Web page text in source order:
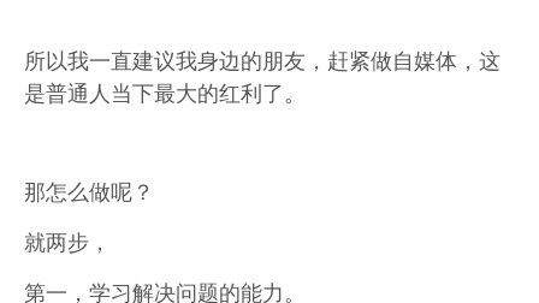
所以我一直建议我身边的朋友，赶紧做自媒体，这
是普通人当下最大的红利了。
那怎么做呢？
就两步，
第一，学习解决问题的能力。